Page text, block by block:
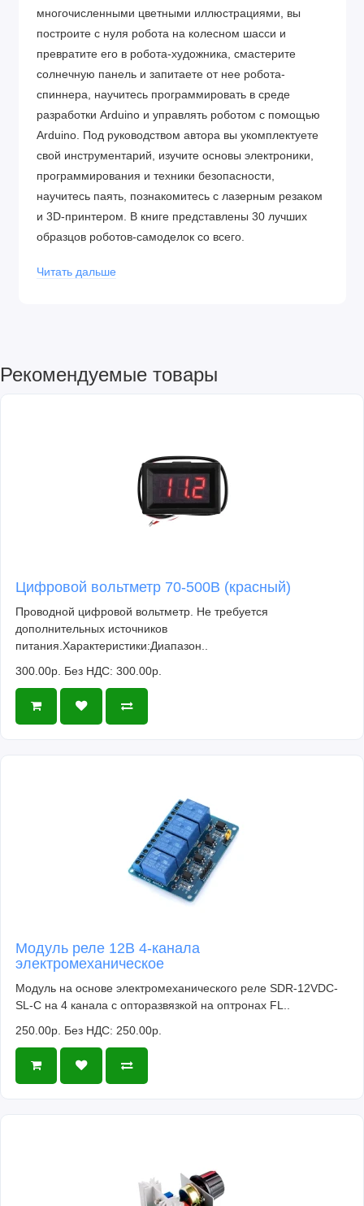
многочисленными цветными иллюстрациями, вы
построите с нуля робота на колесном шасси и
превратите его в робота-художника, смастерите
солнечную панель и запитаете от нее робота-
спиннера, научитесь программировать в среде
разработки Arduino и управлять роботом с помощью
Arduino. Под руководством автора вы укомплектуете
свой инструментарий, изучите основы электроники,
программирования и техники безопасности,
научитесь паять, познакомитесь с лазерным резаком
и 3D-принтером. В книге представлены 30 лучших
образцов роботов-самоделок со всего.
занятиях в робототехнических кружках, а также для
Вес: 680гр
Читать дальше
Рекомендуемые товары
Цифровой вольтметр 70-500В (красный)
Проводной цифровой вольтметр. Не требуется
дополнительных источников
питания.Характеристики:Диапазон..
300.00р. Без НДС: 300.00р.
Модуль реле 12В 4-канала
электромеханическое
Модуль на основе электромеханического реле SDR-12VDC-
SL-C на 4 канала с опторазвязкой на оптронах FL..
250.00р. Без НДС: 250.00р.